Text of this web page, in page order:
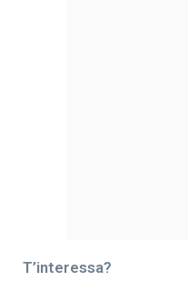
T’interessa?